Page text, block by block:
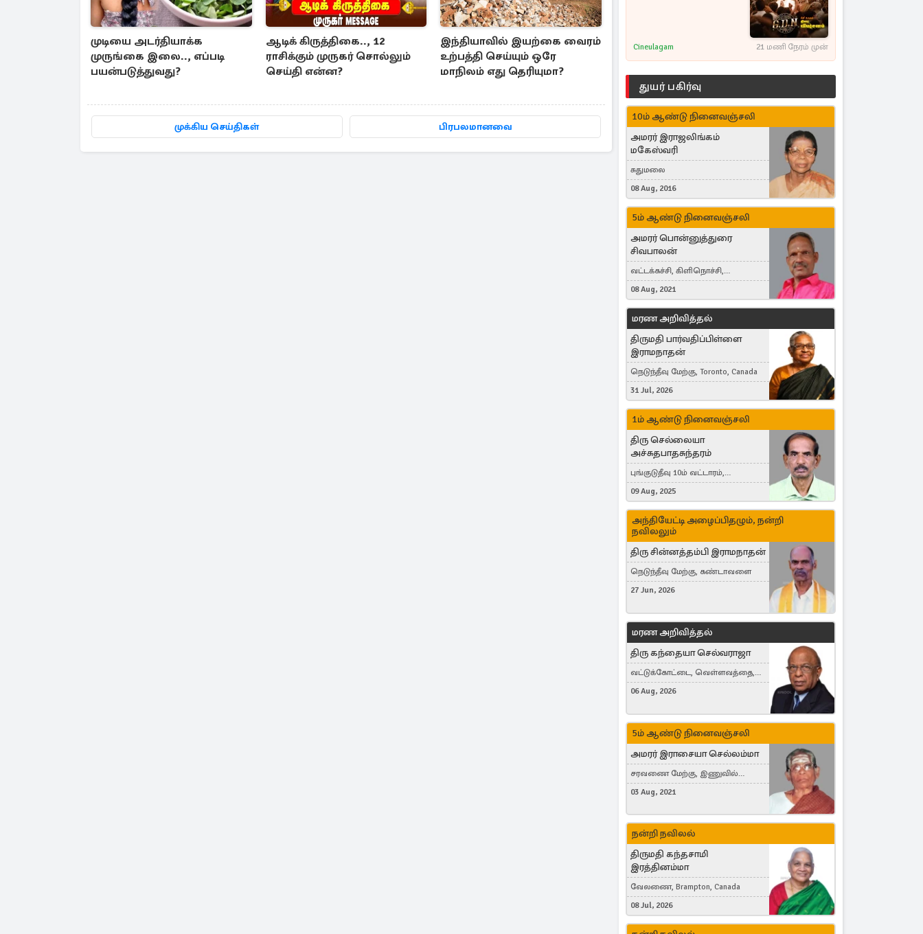
முடியை அடர்தியாக்க
முருங்கை இலை.., எப்படி
பயன்படுத்துவது?
ஆடிக் கிருத்திகை.., 12
ராசிக்கும் முருகர் சொல்லும்
செய்தி என்ன?
இந்தியாவில் இயற்கை வைரம்
உற்பத்தி செய்யும் ஒரே
மாநிலம் எது தெரியுமா?
முக்கிய செய்திகள் பிரபலமானவை
Cineulagam 21 மணி நேரம் முன்
துயர் பகிர்வு
10ம் ஆண்டு நினைவஞ்சலி
அமரர் இராஜலிங்கம்
மகேஸ்வரி
சுதுமலை
08 Aug, 2016
5ம் ஆண்டு நினைவஞ்சலி
அமரர் பொன்னுத்துரை
சிவபாலன்
வட்டக்கச்சி, கிளிநொச்சி,
வட்டக்கச்சி இராமநாதபுரம்
08 Aug, 2021
மரண அறிவித்தல்
திருமதி பார்வதிப்பிள்ளை
இராமநாதன்
நெடுந்தீவு மேற்கு, Toronto, Canada
31 Jul, 2026
1ம் ஆண்டு நினைவஞ்சலி
திரு செல்லையா
அச்சுதபாதசுந்தரம்
புங்குடுதீவு 10ம் வட்டாரம்,
கொள்ளுப்பிட்டி
09 Aug, 2025
அந்தியேட்டி அழைப்பிதழும், நன்றி
நவிலலும்
திரு சின்னத்தம்பி இராமநாதன்
நெடுந்தீவு மேற்கு, கண்டாவளை
27 Jun, 2026
மரண அறிவித்தல்
திரு கந்தையா செல்வராஜா
வட்டுக்கோட்டை, வெள்ளவத்தை,
Toronto, Canada
06 Aug, 2026
5ம் ஆண்டு நினைவஞ்சலி
அமரர் இராசையா செல்லம்மா
சரவணை மேற்கு, இணுவில்
கிழக்கு
03 Aug, 2021
நன்றி நவிலல்
திருமதி கந்தசாமி
இரத்தினம்மா
வேலணை, Brampton, Canada
08 Jul, 2026